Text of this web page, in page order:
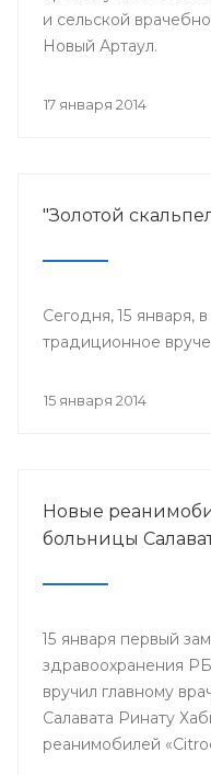
и сельской
Новый Артаул.
17 января 2014
"Золотой
Сегодня, 15 января,
традиционное
15 января 2014
Новые
больницы
15 января первый
здравоохранения
вручил главному
Салавата Ринату
реанимобилей